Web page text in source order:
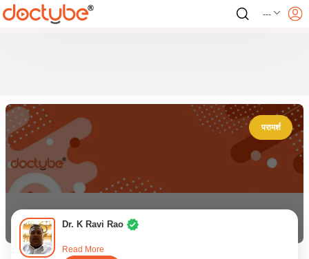
---
परामर्श
Dr. K Ravi Rao
Read More